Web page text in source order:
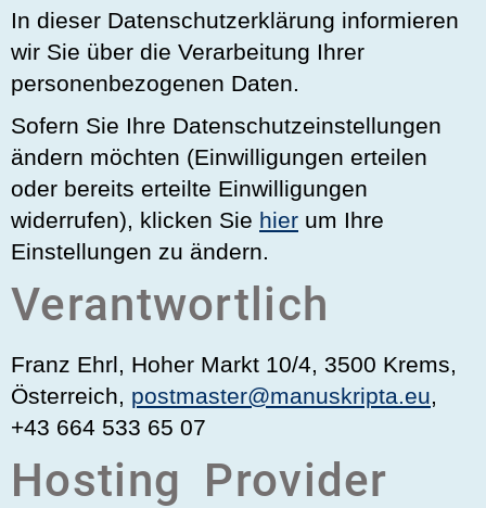
In dieser Datenschutzerklärung informieren
wir Sie über die Verarbeitung Ihrer
personenbezogenen Daten.
Sofern Sie Ihre Datenschutzeinstellungen
ändern möchten (Einwilligungen erteilen
oder bereits erteilte Einwilligungen
widerrufen), klicken Sie hier um Ihre
Einstellungen zu ändern.
Verantwortlich
Franz Ehrl, Hoher Markt 10/4, 3500 Krems,
Österreich, postmaster@manuskripta.eu,
+43 664 533 65 07
Hosting Provider